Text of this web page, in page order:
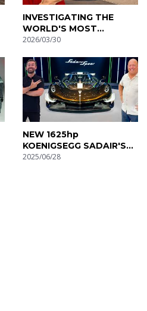
INVESTIGATING THE
WORLD'S MOST
EXPENSIVE SUPERCAR
2026/03/30
NEW 1625hp
KOENIGSEGG SADAIR'S
SPEAR - THE MOST
2025/06/28